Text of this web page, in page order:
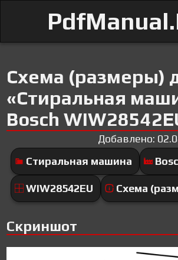
Схема (размеры)
«Стиральная
Bosch
Добавлено:
Стиральная машина
WIW28542EU Схема
Скриншот